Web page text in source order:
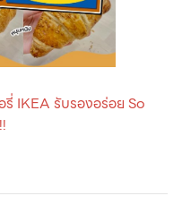
รี่ IKEA รับรองอร่อย So